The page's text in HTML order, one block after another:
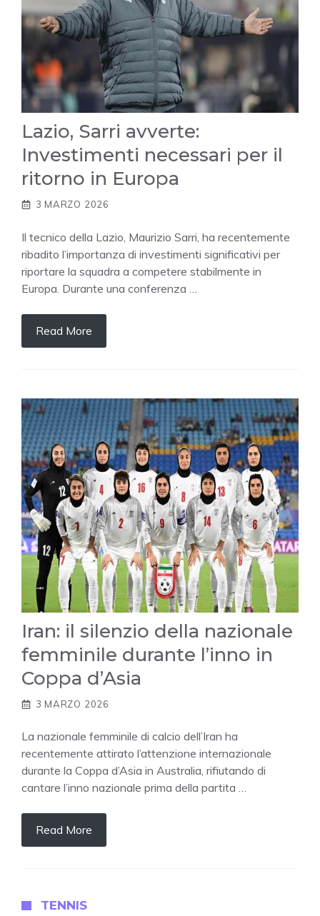
Lazio, Sarri avverte:
Investimenti necessari per il
ritorno in Europa
3 MARZO 2026
Il tecnico della Lazio, Maurizio Sarri, ha recentemente
ribadito l’importanza di investimenti significativi per
riportare la squadra a competere stabilmente in
Europa. Durante una conferenza …
Read More
Iran: il silenzio della nazionale
femminile durante l’inno in
Coppa d’Asia
3 MARZO 2026
La nazionale femminile di calcio dell’Iran ha
recentemente attirato l’attenzione internazionale
durante la Coppa d’Asia in Australia, rifiutando di
cantare l’inno nazionale prima della partita …
Read More
TENNIS